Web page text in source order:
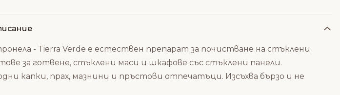
- Tierra Verde е естествен препарат за почистване на стъклени
за готвене, стъклени маси и шкафове със стъклени панели.
капки, прах, мазнини и пръстови отпечатъци. Изсъхва бързо и не